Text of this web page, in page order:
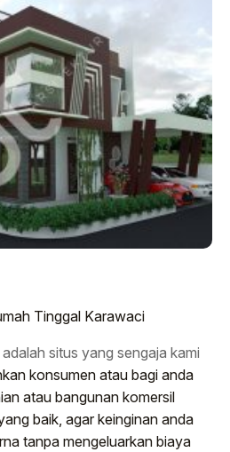
Tinggal Karawaci
adalah situs yang sengaja kami
konsumen atau bagi anda
atau bangunan komersil
baik, agar keinginan anda
tanpa mengeluarkan biaya